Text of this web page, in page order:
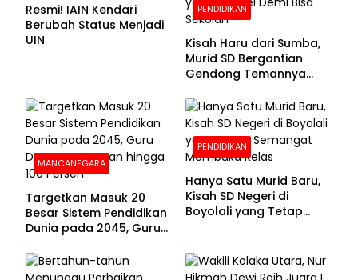
Resmi! IAIN Kendari
Berubah Status Menjadi
UIN
PENDIDIKAN
Kisah Haru dari Sumba,
Murid SD Bergantian
Gendong Temannya
Sekolah
MANCANEGARA
Targetkan Masuk 20
Besar Sistem Pendidikan
Dunia pada 2045, Guru
100 Persen
PENDIDIKAN
Hanya Satu Murid Baru,
Kisah SD Negeri di
Boyolali yang Tetap